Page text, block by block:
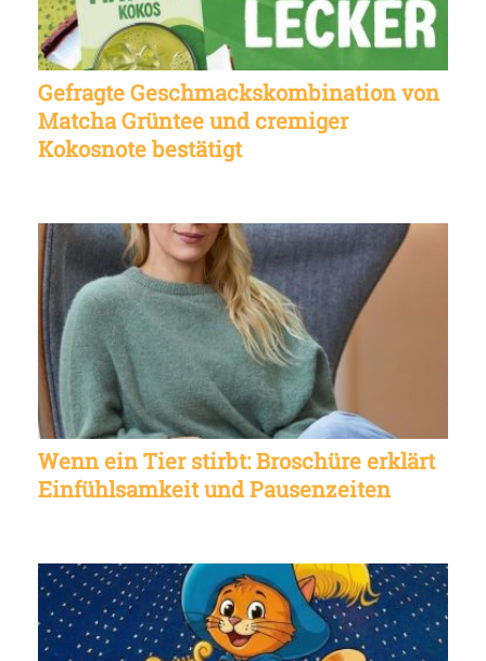
Gefragte Geschmackskombination von
Matcha Grüntee und cremiger
Kokosnote bestätigt
Wenn ein Tier stirbt: Broschüre erklärt
Einfühlsamkeit und Pausenzeiten